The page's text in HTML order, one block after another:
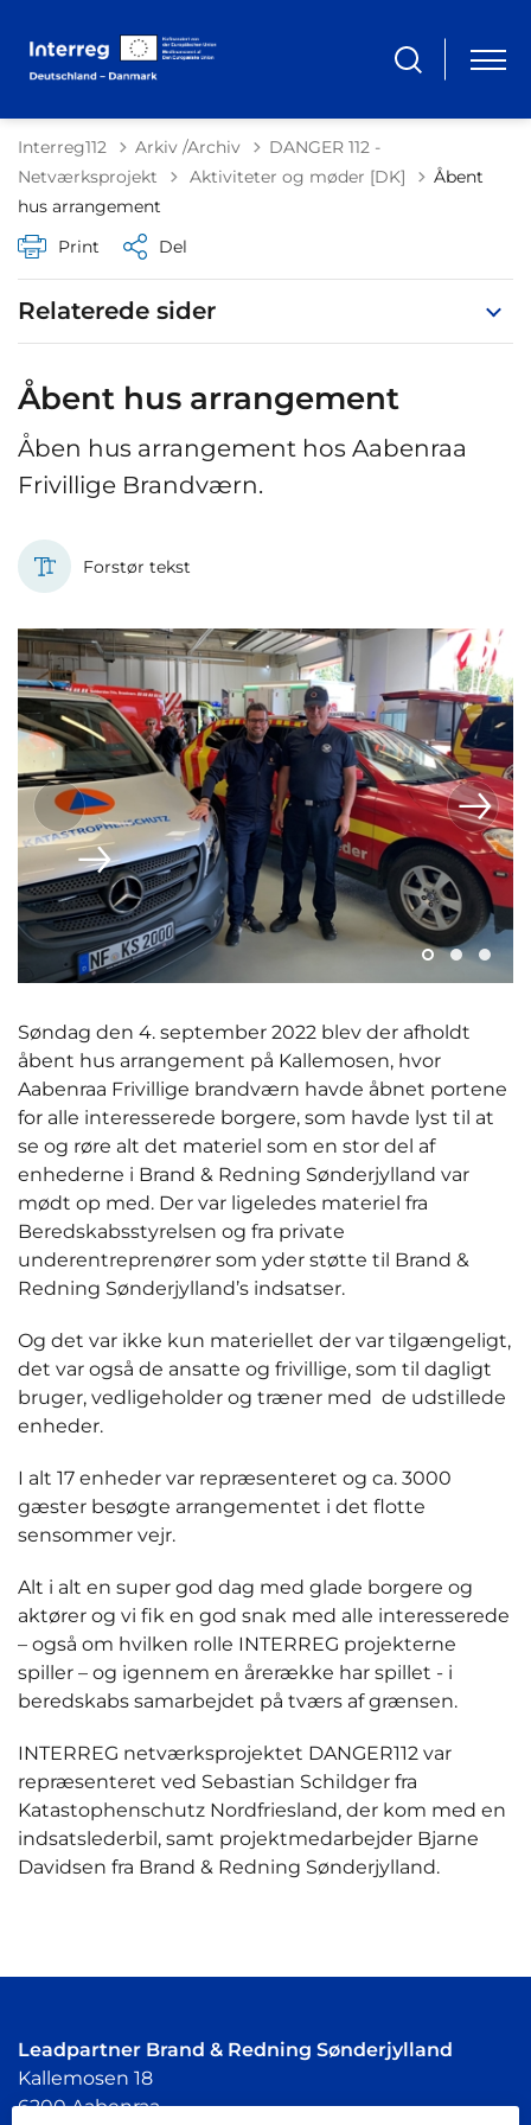
Interreg112 Arkiv /Archiv
DANGER 112 -
Netværksprojekt
Tilbage til
Aktiviteter og møder [DK]
Åbent
hus arrangement
Print
Del
Relaterede sider
Åbent hus arrangement
Åben hus arrangement hos Aabenraa
Frivillige Brandværn.
Forstør tekst
Søndag den 4. september 2022 blev der afholdt
åbent hus arrangement på Kallemosen, hvor
Aabenraa Frivillige brandværn havde åbnet portene
for alle interesserede borgere, som havde lyst til at
se og røre alt det materiel som en stor del af
enhederne i Brand & Redning Sønderjylland var
mødt op med. Der var ligeledes materiel fra
Beredskabsstyrelsen og fra private
underentreprenører som yder støtte til Brand &
Redning Sønderjylland’s indsatser.
Og det var ikke kun materiellet der var tilgængeligt,
det var også de ansatte og frivillige, som til dagligt
bruger, vedligeholder og træner med de udstillede
enheder.
I alt 17 enheder var repræsenteret og ca. 3000
gæster besøgte arrangementet i det flotte
sensommer vejr.
Alt i alt en super god dag med glade borgere og
aktører og vi fik en god snak med alle interesserede
– også om hvilken rolle INTERREG projekterne
spiller – og igennem en årerække har spillet - i
beredskabs samarbejdet på tværs af grænsen.
INTERREG netværksprojektet DANGER112 var
repræsenteret ved Sebastian Schildger fra
Katastophenschutz Nordfriesland, der kom med en
indsatslederbil, samt projektmedarbejder Bjarne
Davidsen fra Brand & Redning Sønderjylland.
Leadpartner Brand & Redning Sønderjylland
Kallemosen 18
6200 Aabenraa